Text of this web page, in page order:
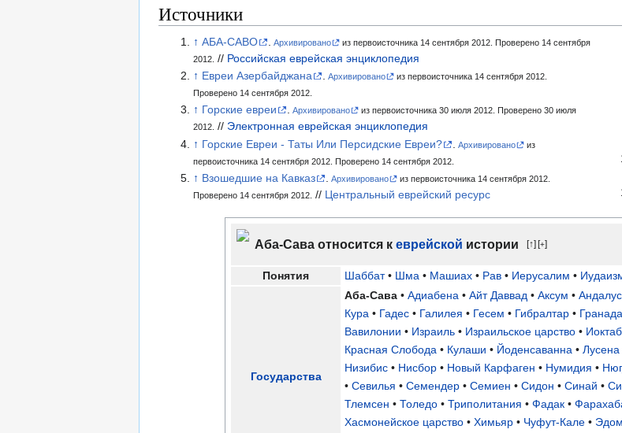
Источники
↑ АБА-САВО Архивировано из первоисточника 14 сентября 2012. Проверено 14 сентября
2012. // Российская еврейская энциклопедия
↑ Евреи Азербайджана . Архивировано
из первоисточника 14 сентября 2012.
Проверено 14 сентября 2012.
↑ Горские евреи . Архивировано из первоисточника 30 июля 2012. Проверено 30 июля
2012. // Электронная еврейская энциклопедия
↑ Горские Евреи - Таты Или Персидские Евреи? Архивировано
из
первоисточника 14 сентября 2012. Проверено 14 сентября 2012.
↑ Взошедшие на Кавказ . Архивировано
из первоисточника 14 сентября 2012.
Проверено 14 сентября 2012. // Центральный еврейский ресурс
Аба-Сава относится к еврейской истории ↑ [+]
Понятия Шаббат• Шма • Машиах • Рав • Иерусалим •
Государства
Аба-Сава • Адиабена • Айт Даввад • Аксум •
Кура • Гадес • Галилея • Гесем • Гибралтар • Гранада
Вавилонии • Израиль • Израильское царство • Иоктаб
Красная Слобода • Кулаши • Йоденсаванна • Лусена
Низибис • Нисбор • Новый Карфаген • Нумидия •
• Севилья • Семендер • Семиен • Сидон • Синай •
Тлемсен • Толедо • Триполитания • Фадак •
Хасмонейское царство • Химьяр • Чуфут-Кале • Эдом